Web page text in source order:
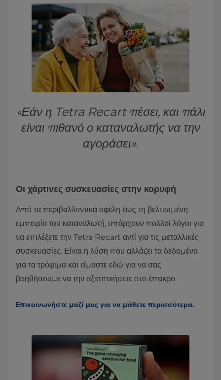
«Εάν η Tetra Recart πέσει, και πάλι
είναι πιθανό ο καταναλωτής να την
αγοράσει».
Οι χάρτινες συσκευασίες στην κορυφή
Από τα περιβαλλοντικά οφέλη έως τη βελτιωμένη
εμπειρία του καταναλωτή, υπάρχουν πολλοί λόγοι για
να επιλέξετε την Tetra Recart αντί για τις μεταλλικές
συσκευασίες. Είναι η λύση που αλλάζει τα δεδομένα
για τα τρόφιμα και είμαστε εδώ για να σας
βοηθήσουμε να την αξιοποιήσετε στο έπακρο.
Επικοινωνήστε μαζί μας για να μάθετε περισσότερα.